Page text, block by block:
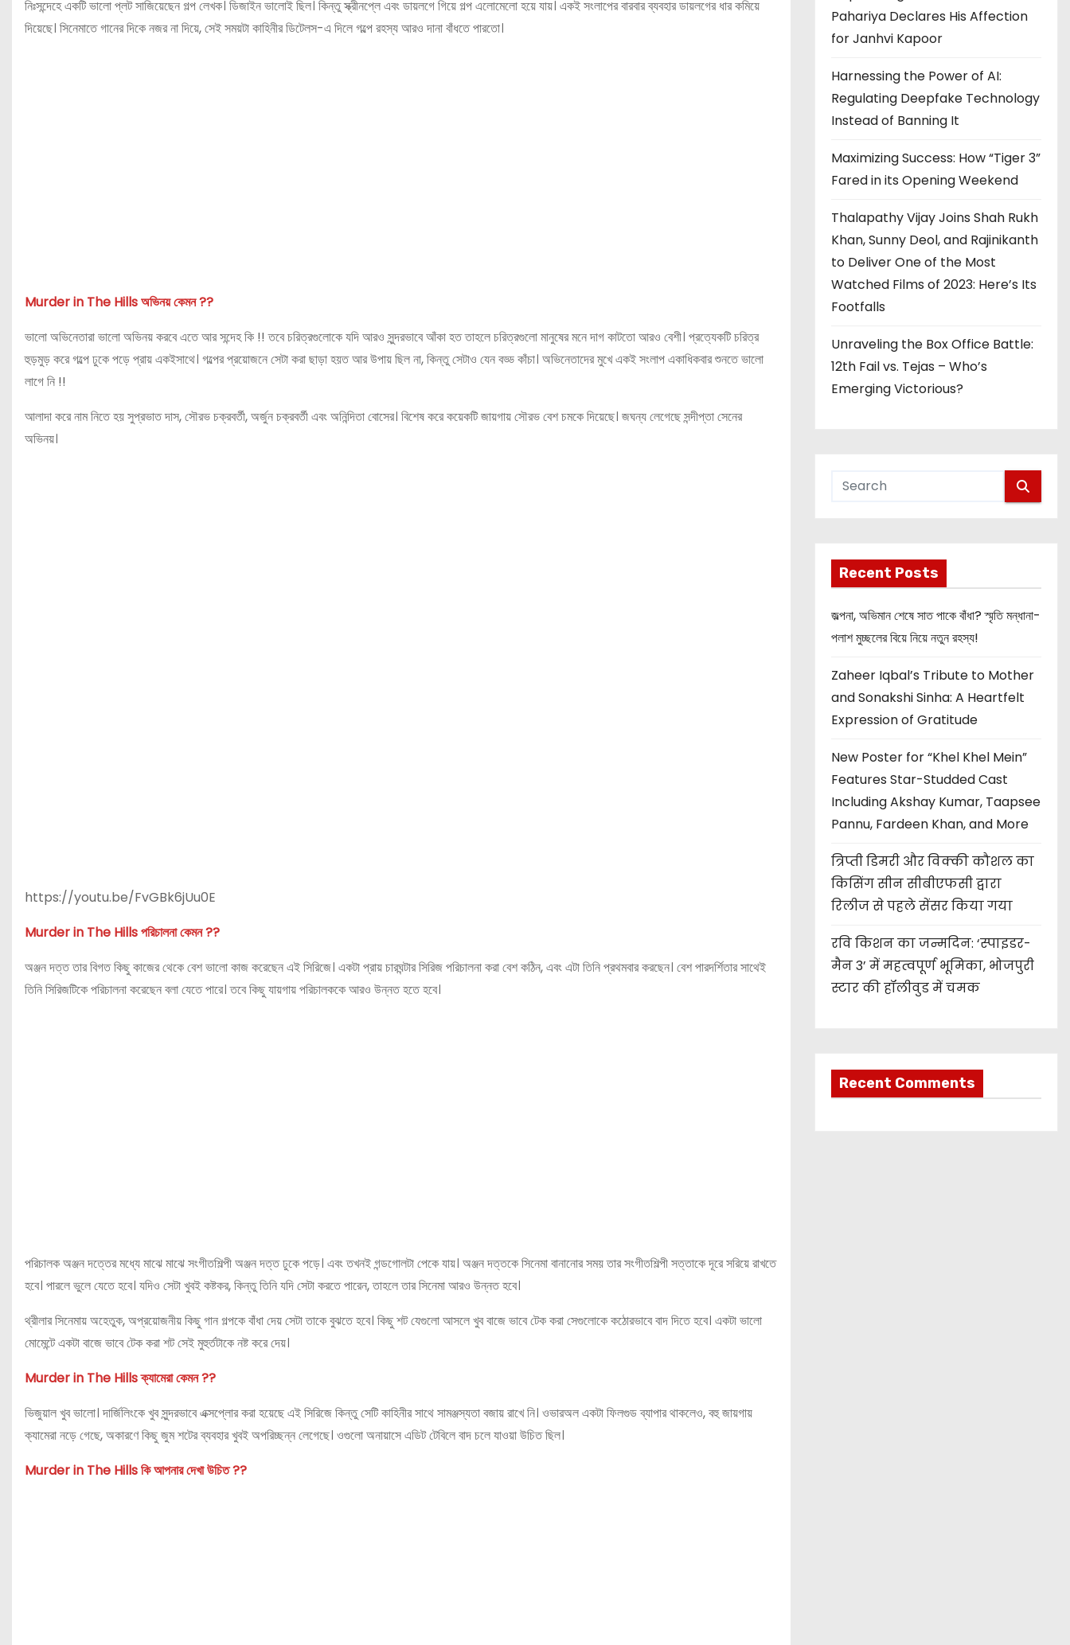
নিঃসন্দেহে একটি ভালো প্লট সাজিয়েছেন গল্প লেখক। ডিজাইন ভালোই ছিল। কিন্তু স্ক্রীনপ্লে এবং ডায়লগে গিয়ে গল্প এলোমেলো হয়ে যায়। একই সংলাপের বারবার ব্যবহার ডায়লগের ধার কমিয়ে
দিয়েছে। সিনেমাতে গানের দিকে নজর না দিয়ে, সেই সময়টা কাহিনীর ডিটেলস-এ দিলে গল্পে রহস্য আরও দানা বাঁধতে পারতো।
Murder in The Hills অভিনয় কেমন ??
ভালো অভিনেতারা ভালো অভিনয় করবে এতে আর সন্দেহ কি !! তবে চরিত্রগুলোকে যদি আরও সুন্দরভাবে আঁকা হত তাহলে চরিত্রগুলো মানুষের মনে দাগ কাটতো আরও বেশী। প্রত্যেকটি চরিত্র
হুড়মুড় করে গল্পে ঢুকে পড়ে প্রায় একইসাথে। গল্পের প্রয়োজনে সেটা করা ছাড়া হয়ত আর উপায় ছিল না, কিন্তু সেটাও যেন বড্ড কাঁচা। অভিনেতাদের মুখে একই সংলাপ একাধিকবার শুনতে ভালো
লাগে নি !!
আলাদা করে নাম নিতে হয় সুপ্রভাত দাস, সৌরভ চক্রবর্তী, অর্জুন চক্রবর্তী এবং অনিন্দিতা বোসের। বিশেষ করে কয়েকটি জায়গায় সৌরভ বেশ চমকে দিয়েছে। জঘন্য লেগেছে সন্দীপ্তা সেনের
অভিনয়।
https://youtu.be/FvGBk6jUu0E
Murder in The Hills পরিচালনা কেমন ??
অঞ্জন দত্ত তার বিগত কিছু কাজের থেকে বেশ ভালো কাজ করেছেন এই সিরিজে। একটা প্রায় চারঘন্টার সিরিজ পরিচালনা করা বেশ কঠিন, এবং এটা তিনি প্রথমবার করছেন। বেশ পারদর্শিতার সাথেই
তিনি সিরিজটিকে পরিচালনা করেছেন বলা যেতে পারে। তবে কিছু যায়গায় পরিচালককে আরও উন্নত হতে হবে।
পরিচালক অঞ্জন দত্তের মধ্যে মাঝে মাঝে সংগীতশিল্পী অঞ্জন দত্ত ঢুকে পড়ে। এবং তখনই গন্ডগোলটা পেকে যায়। অঞ্জন দত্তকে সিনেমা বানানোর সময় তার সংগীতশিল্পী সত্তাকে দূরে সরিয়ে রাখতে
হবে। পারলে ভুলে যেতে হবে। যদিও সেটা খুবই কষ্টকর, কিন্তু তিনি যদি সেটা করতে পারেন, তাহলে তার সিনেমা আরও উন্নত হবে।
থ্রীলার সিনেমায় অহেতুক, অপ্রয়োজনীয় কিছু গান গল্পকে বাঁধা দেয় সেটা তাকে বুঝতে হবে। কিছু শট যেগুলো আসলে খুব বাজে ভাবে টেক করা সেগুলোকে কঠোরভাবে বাদ দিতে হবে। একটা ভালো
মোমেন্টে একটা বাজে ভাবে টেক করা শট সেই মুহুর্তটাকে নষ্ট করে দেয়।
Murder in The Hills ক্যামেরা কেমন ??
ভিজুয়াল খুব ভালো। দার্জিলিংকে খুব সুন্দরভাবে এক্সপ্লোর করা হয়েছে এই সিরিজে কিন্তু সেটি কাহিনীর সাথে সামঞ্জস্যতা বজায় রাখে নি। ওভারঅল একটা ফিলগুড ব্যাপার থাকলেও, বহু জায়গায়
ক্যামেরা নড়ে গেছে, অকারণে কিছু জুম শটের ব্যবহার খুবই অপরিচ্ছন্ন লেগেছে। ওগুলো অনায়াসে এডিট টেবিলে বাদ চলে যাওয়া উচিত ছিল।
Murder in The Hills কি আপনার দেখা উচিত ??
Pahariya Declares His Affection
for Janhvi Kapoor
Harnessing the Power of AI:
Regulating Deepfake Technology
Instead of Banning It
Maximizing Success: How “Tiger 3”
Fared in its Opening Weekend
Thalapathy Vijay Joins Shah Rukh
Khan, Sunny Deol, and Rajinikanth
to Deliver One of the Most
Watched Films of 2023: Here’s Its
Footfalls
Unraveling the Box Office Battle:
12th Fail vs. Tejas – Who’s
Emerging Victorious?
Recent Posts
জল্পনা, অভিমান শেষে সাত পাকে বাঁধা? স্মৃতি মন্ধানা-
পলাশ মুচ্ছলের বিয়ে নিয়ে নতুন রহস্য!
Zaheer Iqbal’s Tribute to Mother
and Sonakshi Sinha: A Heartfelt
Expression of Gratitude
New Poster for “Khel Khel Mein”
Features Star-Studded Cast
Including Akshay Kumar, Taapsee
Pannu, Fardeen Khan, and More
त्रिप्ती डिमरी और विक्की कौशल का
किसिंग सीन सीबीएफसी द्वारा
रिलीज से पहले सेंसर किया गया
रवि किशन का जन्मदिन: ‘स्पाइडर-
मैन 3’ में महत्वपूर्ण भूमिका, भोजपुरी
स्टार की हॉलीवुड में चमक
Recent Comments